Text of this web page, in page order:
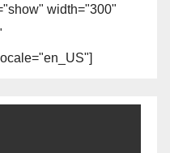
width="300"